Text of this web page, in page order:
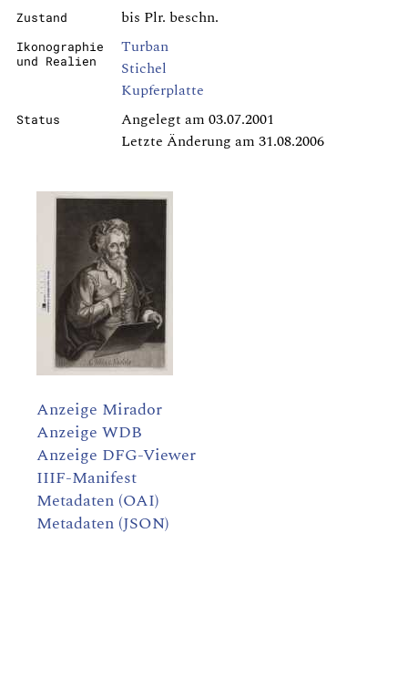
Zustand bis Plr. beschn.
Ikonographie
und Realien
Turban
Stichel
Kupferplatte
Status
Angelegt am 03.07.2001
Letzte Änderung am 31.08.2006
Anzeige Mirador
Anzeige WDB
Anzeige DFG-Viewer
IIIF-Manifest
Metadaten (OAI)
Metadaten (JSON)